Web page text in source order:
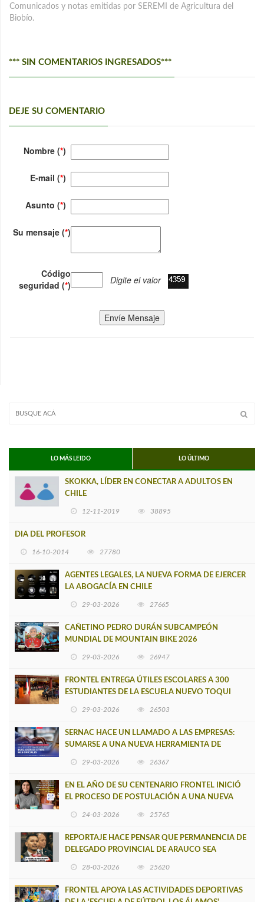
Comunicados y notas emitidas por SEREMI de Agricultura del
Biobío.
*** SIN COMENTARIOS INGRESADOS***
DEJE SU COMENTARIO
Nombre (*)
E-mail (*)
Asunto (*)
Su mensaje (*)
Código
seguridad (*) Digite el valor
Envíe Mensaje
LO MÁS LEIDO LO ÚLTIMO
SKOKKA, LÍDER EN CONECTAR A ADULTOS EN
CHILE
12-11-2019 38895
DIA DEL PROFESOR
16-10-2014 27780
AGENTES LEGALES, LA NUEVA FORMA DE EJERCER
LA ABOGACÍA EN CHILE
29-03-2026 27665
CAÑETINO PEDRO DURÁN SUBCAMPEÓN
MUNDIAL DE MOUNTAIN BIKE 2026
29-03-2026 26947
FRONTEL ENTREGA ÚTILES ESCOLARES A 300
ESTUDIANTES DE LA ESCUELA NUEVO TOQUI
29-03-2026 26503
SERNAC HACE UN LLAMADO A LAS EMPRESAS:
SUMARSE A UNA NUEVA HERRAMIENTA DE
29-03-2026 26367
EN EL AÑO DE SU CENTENARIO FRONTEL INICIÓ
EL PROCESO DE POSTULACIÓN A UNA NUEVA
24-03-2026 25765
REPORTAJE HACE PENSAR QUE PERMANENCIA DE
DELEGADO PROVINCIAL DE ARAUCO SEA
28-03-2026 25620
FRONTEL APOYA LAS ACTIVIDADES DEPORTIVAS